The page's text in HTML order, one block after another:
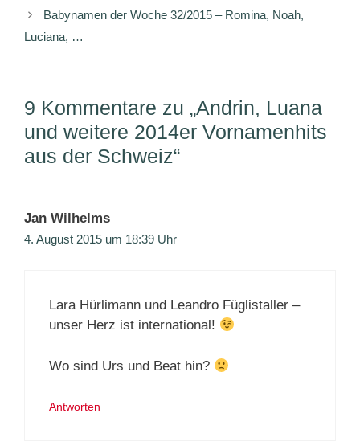
Babynamen der Woche 32/2015 – Romina, Noah,
Luciana, …
9 Kommentare zu „Andrin, Luana
und weitere 2014er Vornamenhits
aus der Schweiz“
Jan Wilhelms
4. August 2015 um 18:39 Uhr
Lara Hürlimann und Leandro Füglistaller –
unser Herz ist international!
Wo sind Urs und Beat hin?
Antworten